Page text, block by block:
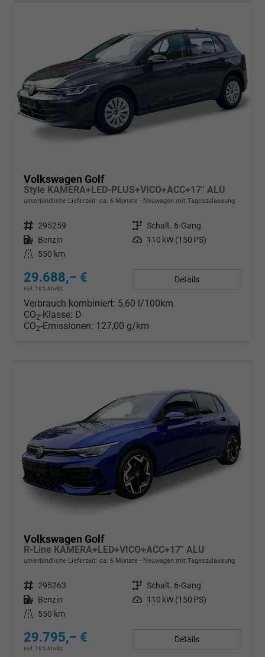
Volkswagen Golf
Style KAMERA+LED-PLUS+VICO+ACC+17'' ALU
unverbindliche Lieferzeit: ca. 6 Monate Neuwagen mit Tageszulassung
Fahrzeugnr. 295259 Getriebe Schalt. 6-Gang
Kraftstoff Benzin Leistung 110 kW (150 PS)
Kilometerstand
550 km
29.688,– €
incl. 19% MwSt.
Details
Verbrauch kombiniert: 5,60 l/100km
CO2-Klasse: D
CO2-Emissionen: 127,00 g/km
Volkswagen Golf
R-Line KAMERA+LED+VICO+ACC+17'' ALU
unverbindliche Lieferzeit: ca. 6 Monate Neuwagen mit Tageszulassung
Fahrzeugnr. 295263 Getriebe Schalt. 6-Gang
Kraftstoff Benzin Leistung 110 kW (150 PS)
Kilometerstand
550 km
29.795,– €
incl. 19% MwSt.
Details